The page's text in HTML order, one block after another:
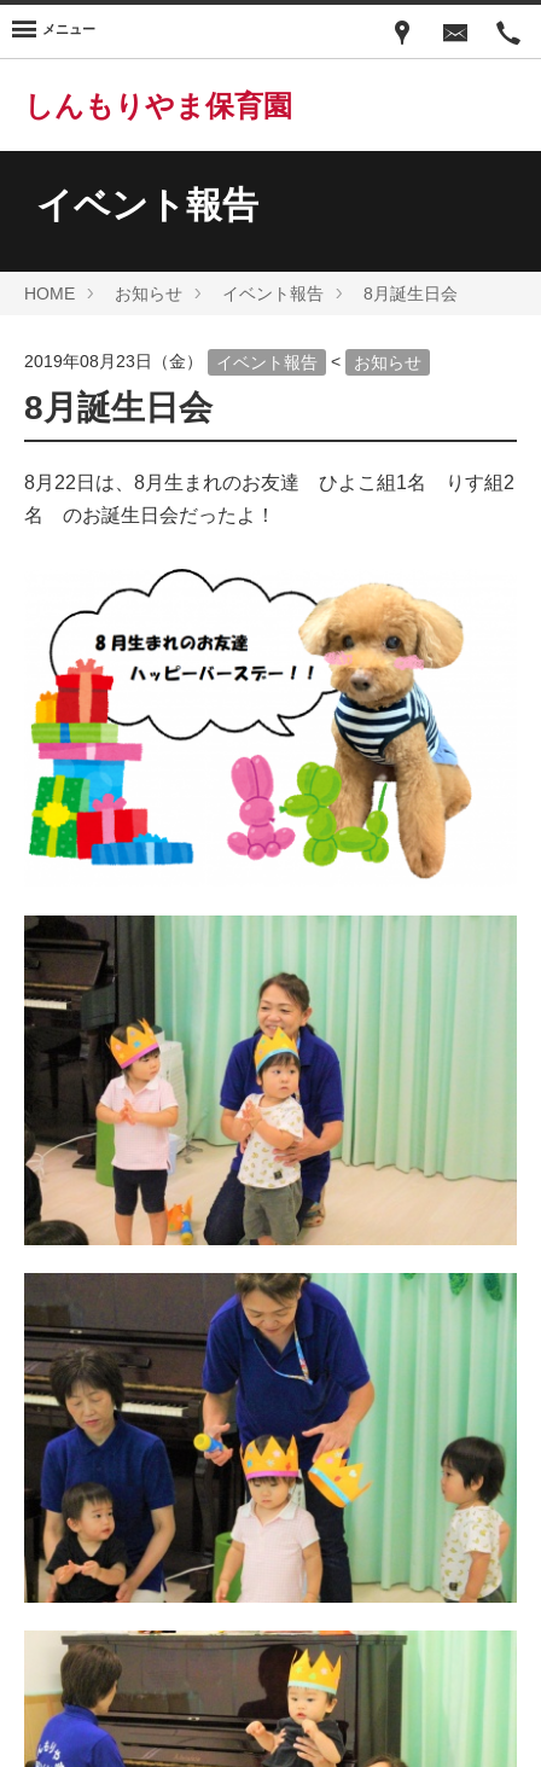
しんもりやま保育園
メニュー
イベント報告
HOME お知らせ イベント報告 8月誕生日会
2019年08月23日（金） イベント報告 < お知らせ
8月誕生日会
8月22日は、8月生まれのお友達 ひよこ組1名 りす組2
名 のお誕生日会だったよ！